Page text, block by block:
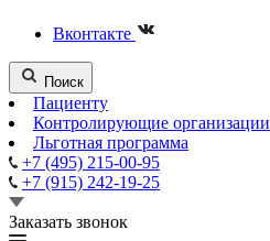
Вконтакте
Поиск
Пациенту
Контролирующие организации
Льготная программа
+7 (495) 215-00-95
+7 (915) 242-19-25
Заказать звонок